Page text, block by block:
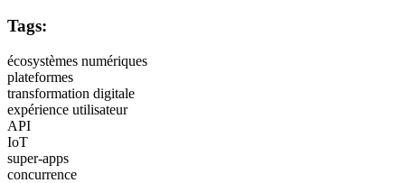
Tags:
écosystèmes numériques
plateformes
transformation digitale
expérience utilisateur
API
IoT
super-apps
concurrence